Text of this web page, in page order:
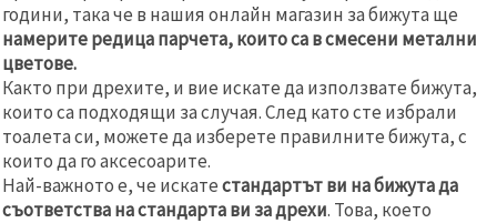
години, така че в нашия онлайн магазин за бижута ще
намерите редица парчета, които са в смесени метални
цветове.
Както при дрехите, и вие искате да използвате бижута,
които са подходящи за случая. След като сте избрали
тоалета си, можете да изберете правилните бижута, с
които да го аксесоарите.
Най-важното е, че искатестандартът ви на бижута да
съответства на стандарта ви за дрехи. Това, което